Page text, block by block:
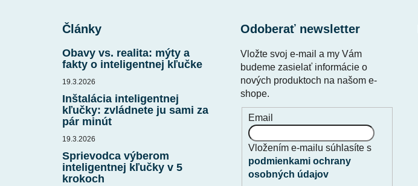
Články
Obavy vs. realita: mýty a
fakty o inteligentnej kľučke
19.3.2026
Inštalácia inteligentnej
kľučky: zvládnete ju sami za
pár minút
19.3.2026
Sprievodca výberom
inteligentnej kľučky v 5
krokoch
Odoberať newsletter
Vložte svoj e-mail a my Vám
budeme zasielať informácie o
nových produktoch na našom e-
shope.
Email
Vložením e-mailu súhlasíte s
podmienkami ochrany
osobných údajov